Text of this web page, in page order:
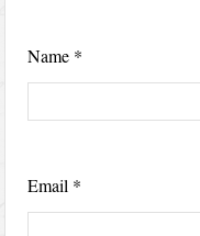
Name *
Email *